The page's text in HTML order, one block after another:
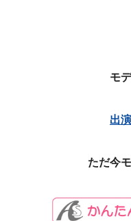
モ
出
ただ今